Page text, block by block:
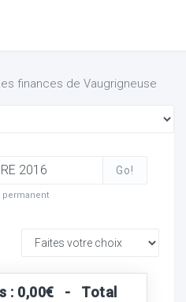
finances de Vaugrigneuse
Go!
: 0,00€ - Total